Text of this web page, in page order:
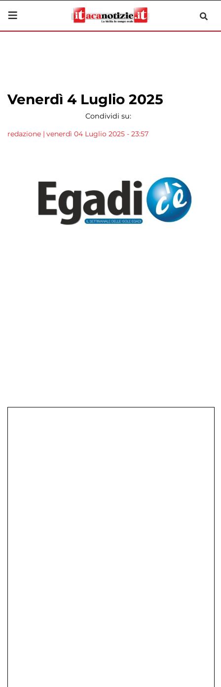
Venerdì 4 Luglio 2025
Condividi su:
redazione | venerdì 04 Luglio 2025 - 23:57